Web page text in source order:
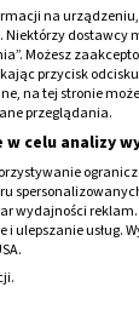
na
dostawcy
Możesz
przycisk
na tej stronie
przeglądania.
celu analizy
wydajności
usług.